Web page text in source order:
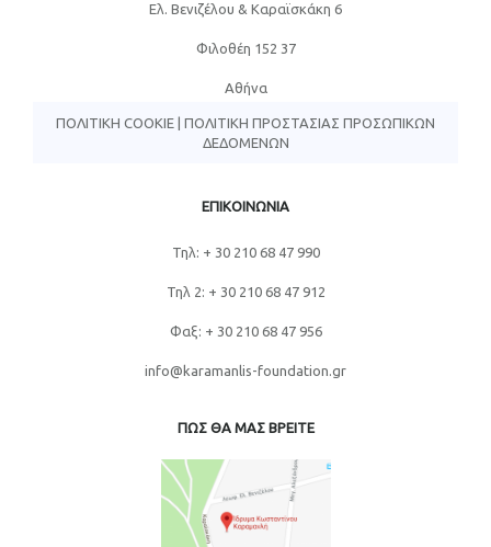
Eλ. Βενιζέλου & Καραϊσκάκη 6
Φιλοθέη 152 37
Αθήνα
ΠΟΛΙΤΙΚΉ COOKIE | ΠΟΛΙΤΙΚΉ ΠΡΟΣΤΑΣΊΑΣ ΠΡΟΣΩΠΙΚΏΝ
ΔΕΔΟΜΈΝΩΝ
ΕΠΙΚΟΙΝΩΝΙΑ
Τηλ: + 30 210 68 47 990
Τηλ 2: + 30 210 68 47 912
Φαξ: + 30 210 68 47 956
info@karamanlis-foundation.gr
ΠΩΣ ΘΑ ΜΑΣ ΒΡΕΙΤΕ